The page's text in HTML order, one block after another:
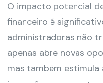
O impacto potencial
financeiro é
administradoras não
apenas abre novas
mas também estimula